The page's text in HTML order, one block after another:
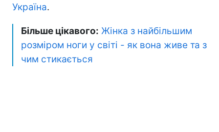
Україна.
Більше цікавого: Жінка з найбільшим
розміром ноги у світі - як вона живе та з
чим стикається